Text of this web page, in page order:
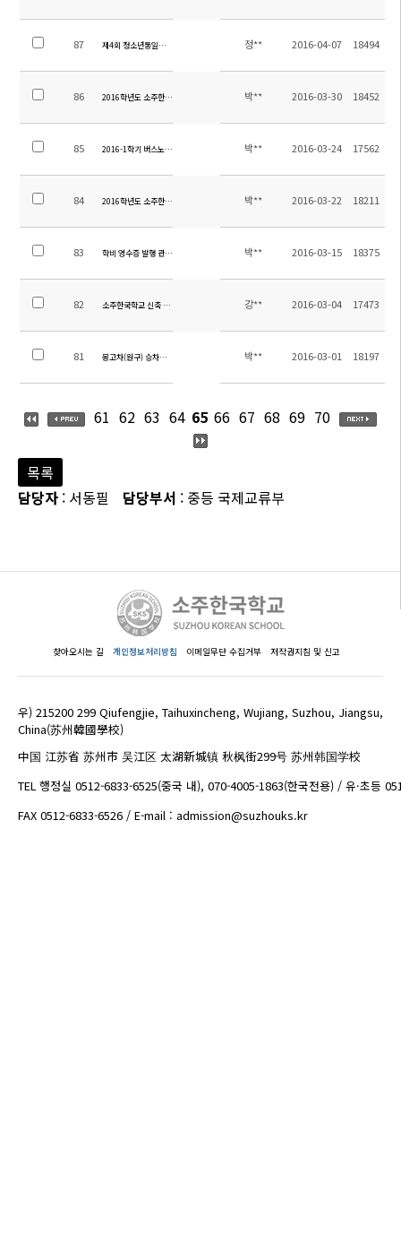
87 제4회 청소년통일축제 참가 버스 탑승 안내 정** 2016-04-07 18494
86 2016학년도 소주한국학교 행정직원(중국회계담당) 초빙 공고
박** 2016-03-30 18452
85 2016-1학기 버스노선 수정 안내 박** 2016-03-24 17562
84 2016학년도 소주한국학교 행정직원 초빙 공고박** 2016-03-22 18211
83 학비 영수증 발행 관련 안내 박** 2016-03-15 18375
82 소주한국학교 신축 조경 공사 입찰 공고(긴급) 강** 2016-03-04 17473
81 봉고차(원구) 승차장소 안내 박** 2016-03-01 18197
61 62 63 64 65 66 67 68 69 70
목록
담당자 : 서동필 담당부서 : 중등 국제교류부
찾아오시는 길 개인정보처리방침 이메일무단 수집거부 저작권지침 및 신고
우) 215200 299 Qiufengjie, Taihuxincheng, Wujiang, Suzhou, Jiangsu,
China(苏州韓國學校)
中国 江苏省 苏州市 吴江区 太湖新城镇 秋枫街299号 苏州韩国学校
TEL 행정실 0512-6833-6525(중국 내), 070-4005-1863(한국전용) / 유·초등
FAX 0512-6833-6526 / E-mail : admission@suzhouks.kr